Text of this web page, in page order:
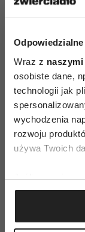
Wraz z
osobiste dane,
technologii jak
wychodzenia
rozwoju
używa Twoich
Jeśli wyrazisz
Dla wielbicieli pizzy